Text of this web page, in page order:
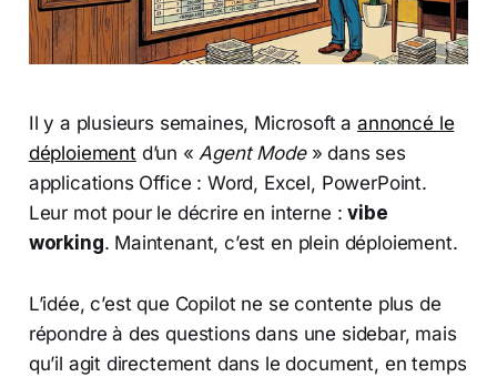
Il y a plusieurs semaines, Microsoft aannoncé le
déploiementd’un «Agent Mode» dans ses
applications Office : Word, Excel, PowerPoint.
Leur mot pour le décrire en interne :vibe
working. Maintenant, c’est en plein déploiement.
L’idée, c’est que Copilot ne se contente plus de
répondre à des questions dans une sidebar, mais
qu’il agit directement dans le document, en temps